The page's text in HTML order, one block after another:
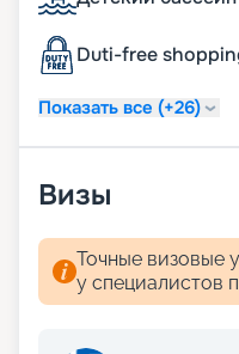
пейзажи
услугой раннего
лучшие каюты по
Duti-free
Показать все (+26)
Визы
Точные визовые
у специалистов